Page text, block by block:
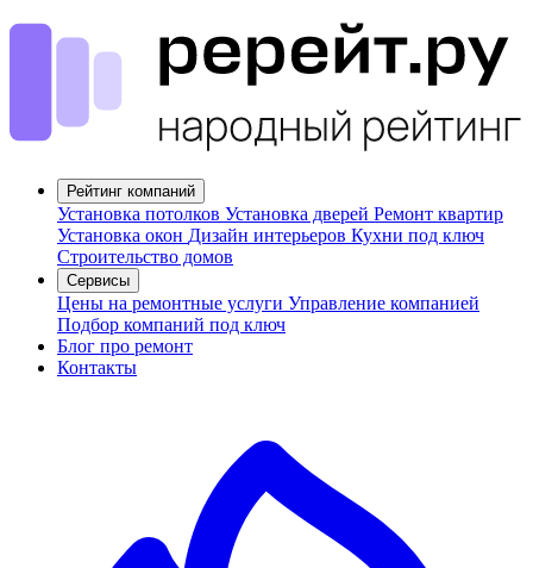
Рейтинг компаний
Установка потолков Установка дверей Ремонт квартир
Установка окон Дизайн интерьеров Кухни под ключ
Строительство домов
Сервисы
Цены на ремонтные услуги Управление компанией
Подбор компаний под ключ
Блог про ремонт
Контакты